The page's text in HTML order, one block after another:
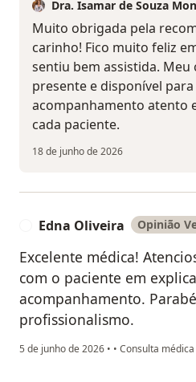
Dra. Isamar de Souza
Muito obrigada pela
carinho! Fico muito feliz
sentiu bem assistida.
presente e disponível
acompanhamento atento
cada paciente.
18 de junho de 2026
Edna Oliveira Opinião
Excelente médica!
com o paciente em
acompanhamento.
profissionalismo.
5 de junho de 2026 • • Consulta médica